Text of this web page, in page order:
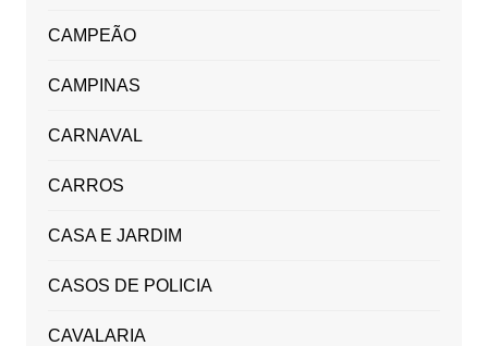
CAMPEÃO
CAMPINAS
CARNAVAL
CARROS
CASA E JARDIM
CASOS DE POLICIA
CAVALARIA